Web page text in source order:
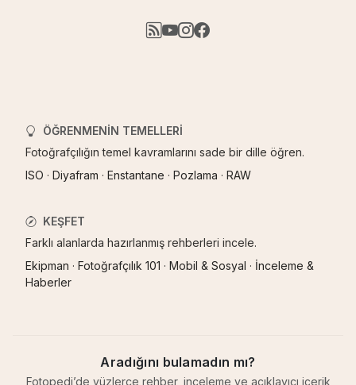
ÖĞRENMENIN TEMELLERI
Fotoğrafçılığın temel kavramlarını sade bir dille öğren.
ISO · Diyafram · Enstantane · Pozlama · RAW
KEŞFET
Farklı alanlarda hazırlanmış rehberleri incele.
Ekipman · Fotoğrafçılık 101 · Mobil & Sosyal · İnceleme &
Haberler
Aradığını bulamadın mı?
Fotopedi’de yüzlerce rehber, inceleme ve açıklayıcı içerik